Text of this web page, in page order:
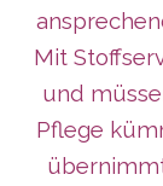
Mit
und
Pflege